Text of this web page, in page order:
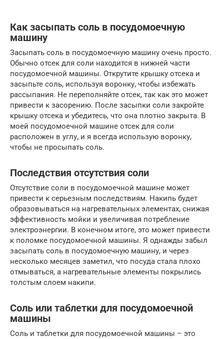
Как засыпать соль в посудомоечную
машину
Засыпать соль в посудомоечную машину очень просто.
Обычно отсек для соли находится в нижней части
посудомоечной машины. Открутите крышку отсека и
засыпьте соль, используя воронку, чтобы избежать
рассыпания. Не переполняйте отсек, так как это может
привести к засорению. После засыпки соли закройте
крышку отсека и убедитесь, что она плотно закрыта. В
моей посудомоечной машине отсек для соли
расположен в углу, и я всегда использую воронку,
чтобы не просыпать соль.
Последствия отсутствия соли
Отсутствие соли в посудомоечной машине может
привести к серьезным последствиям. Накипь будет
образовываться на нагревательных элементах, снижая
эффективность мойки и увеличивая потребление
электроэнергии. В конечном итоге, это может привести
к поломке посудомоечной машины. Я однажды забыл
засыпать соль в посудомоечную машину, и через
несколько месяцев заметил, что посуда стала плохо
отмываться, а нагревательные элементы покрылись
толстым слоем накипи.
Соль или таблетки для посудомоечной
машины
Соль и таблетки для посудомоечной машины – это